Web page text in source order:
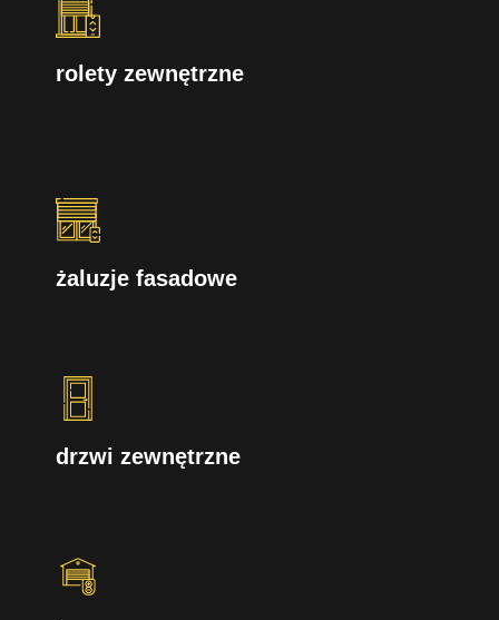
rolety zewnętrzne
żaluzje fasadowe
drzwi zewnętrzne